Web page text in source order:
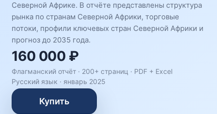
Северной Африке. В отчёте представлены структура
рынка по странам Северной Африки, торговые
потоки, профили ключевых стран Северной Африки и
прогноз до 2035 года.
160 000 ₽
Флагманский отчёт · 200+ страниц · PDF + Excel
Русский язык · январь 2025
Купить